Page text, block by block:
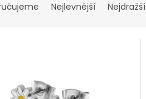
Nejlevnější Nejdražší